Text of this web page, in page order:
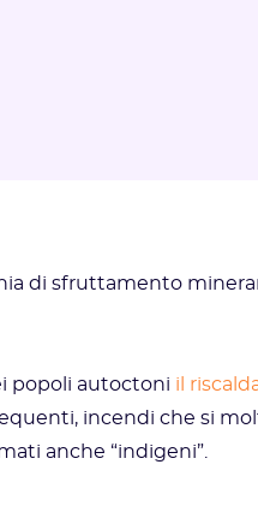
di sfruttamento
popoli autoctoni il
incendi che si
anche “indigeni”.